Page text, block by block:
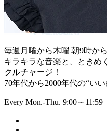
毎週月曜から木曜 朝9時か
キラキラな音楽と、ときめ
クルチャージ！
70年代から2000年代の“い
Every Mon.-Thu. 9:00～11:59